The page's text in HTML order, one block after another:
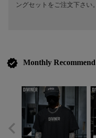
ングセットをご注文下さい。
verified Monthly Recommend